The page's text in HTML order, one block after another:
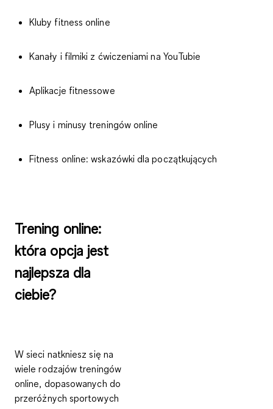
Kluby fitness online
Kanały i filmiki z ćwiczeniami na YouTubie
Aplikacje fitnessowe
Plusy i minusy treningów online
Fitness online: wskazówki dla początkujących
Trening online:
która opcja jest
najlepsza dla
ciebie?
W sieci natkniesz się na
wiele rodzajów treningów
online, dopasowanych do
przeróżnych sportowych